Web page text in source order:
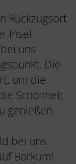
Rückzugsort
Insel
uns
Die
um die
Schönheit
genießen.
bei uns
Borkum!